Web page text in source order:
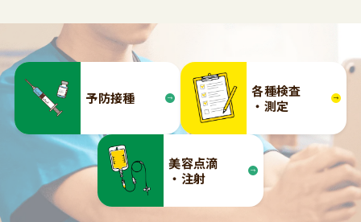
予防接種
各種検査
・測定
美容点滴
・注射